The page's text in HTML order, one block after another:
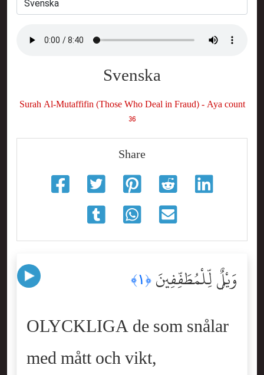
Svenska
Surah Al-Mutaffifin (Those Who Deal in Fraud) - Aya count
36
Share
وَيْلٌۭ لِّلْمُطَفِّفِينَ ﴿١﴾
OLYCKLIGA de som snålar
med mått och vikt,